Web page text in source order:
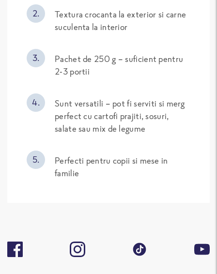
Textura crocanta la exterior si carne
suculenta la interior
Pachet de 250 g – suficient pentru
2-3 portii
Sunt versatili – pot fi serviti si merg
perfect cu cartofi prajiti, sosuri,
salate sau mix de legume
Perfecti pentru copii si mese in
familie